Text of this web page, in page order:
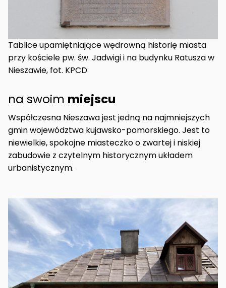
Tablice upamiętniające wędrowną historię miasta
przy kościele pw. św. Jadwigi i na budynku Ratusza w
Nieszawie, fot. KPCD
na swoim miejscu
Współczesna Nieszawa jest jedną na najmniejszych
gmin województwa kujawsko-pomorskiego. Jest to
niewielkie, spokojne miasteczko o zwartej i niskiej
zabudowie z czytelnym historycznym układem
urbanistycznym.